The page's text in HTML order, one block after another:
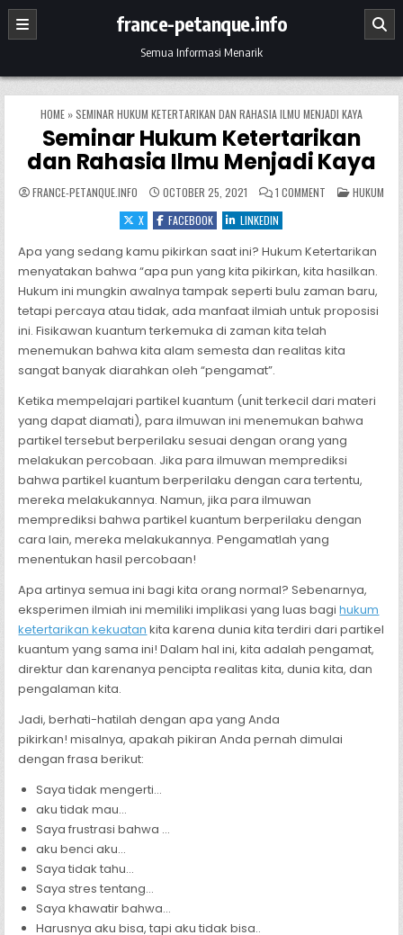
Skip to content
france-petanque.info
Semua Informasi Menarik
HOME »SEMINAR HUKUM KETERTARIKAN DAN RAHASIA ILMU MENJADI KAYA
Seminar Hukum Ketertarikan
dan Rahasia Ilmu Menjadi Kaya
FRANCE-PETANQUE.INFO OCTOBER 25, 2021 1 COMMENT ON SEMINAR
POSTED IN
HUKUM
X
FACEBOOK LINKEDIN
Apa yang sedang kamu pikirkan saat ini? Hukum Ketertarikan
menyatakan bahwa “apa pun yang kita pikirkan, kita hasilkan.
Hukum ini mungkin awalnya tampak seperti bulu zaman baru,
tetapi percaya atau tidak, ada manfaat ilmiah untuk proposisi
ini. Fisikawan kuantum terkemuka di zaman kita telah
menemukan bahwa kita alam semesta dan realitas kita
sangat banyak diarahkan oleh “pengamat”.
Ketika mempelajari partikel kuantum (unit terkecil dari materi
yang dapat diamati), para ilmuwan ini menemukan bahwa
partikel tersebut berperilaku sesuai dengan orang yang
melakukan percobaan. Jika para ilmuwan memprediksi
bahwa partikel kuantum berperilaku dengan cara tertentu,
mereka melakukannya. Namun, jika para ilmuwan
memprediksi bahwa partikel kuantum berperilaku dengan
cara lain, mereka melakukannya. Pengamatlah yang
menentukan hasil percobaan!
Apa artinya semua ini bagi kita orang normal? Sebenarnya,
eksperimen ilmiah ini memiliki implikasi yang luas bagihukum
ketertarikan kekuatan kita karena dunia kita terdiri dari partikel
kuantum yang sama ini! Dalam hal ini, kita adalah pengamat,
direktur dan karenanya pencipta realitas kita, dunia kita, dan
pengalaman kita.
Jadi, berhati-hatilah dengan apa yang Anda
pikirkan! misalnya, apakah pikiran Anda pernah dimulai
dengan frasa berikut:
Saya tidak mengerti…
aku tidak mau…
Saya frustrasi bahwa …
aku benci aku…
Saya tidak tahu…
Saya stres tentang…
Saya khawatir bahwa…
Harusnya aku bisa, tapi aku tidak bisa..